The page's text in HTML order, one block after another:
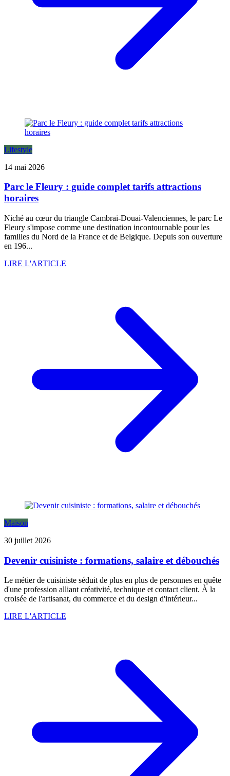
Lifestyle
14 mai 2026
Parc le Fleury : guide complet tarifs attractions
horaires
Niché au cœur du triangle Cambrai-Douai-Valenciennes, le parc Le
Fleury s'impose comme une destination incontournable pour les
familles du Nord de la France et de Belgique. Depuis son ouverture
en 196...
LIRE L'ARTICLE
Maison
30 juillet 2026
Devenir cuisiniste : formations, salaire et débouchés
Le métier de cuisiniste séduit de plus en plus de personnes en quête
d'une profession alliant créativité, technique et contact client. À la
croisée de l'artisanat, du commerce et du design d'intérieur...
LIRE L'ARTICLE